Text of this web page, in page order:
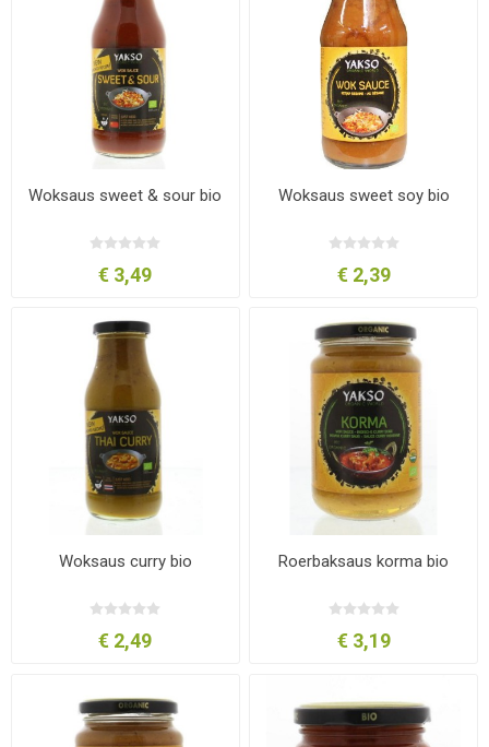
Woksaus sweet & sour bio
€ 3,49
Woksaus sweet soy bio
€ 2,39
Woksaus curry bio
€ 2,49
Roerbaksaus korma bio
€ 3,19